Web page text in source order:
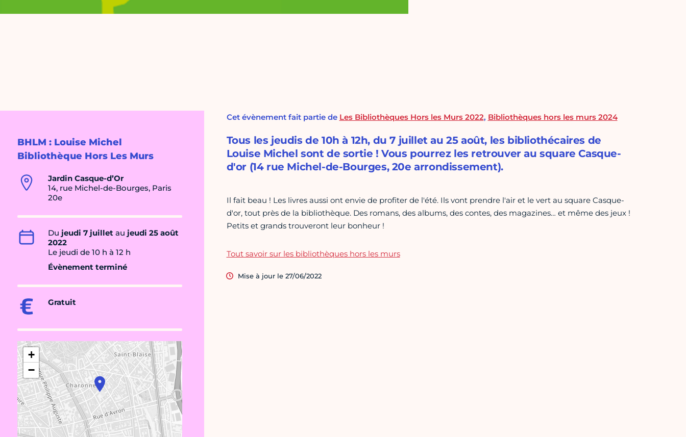
BHLM : Louise Michel
Bibliothèque Hors Les Murs
Jardin Casque-d’Or
14, rue Michel-de-Bourges, Paris
20e
Du jeudi 7 juillet au jeudi 25 août
2022
Le jeudi de 10 h à 12 h
Évènement terminé
Gratuit
+
−
Cet évènement fait partie de Les Bibliothèques Hors les Murs 2022, Bibliothèques hors les murs 2024
Tous les jeudis de 10h à 12h, du 7 juillet au 25 août, les bibliothécaires de
Louise Michel sont de sortie ! Vous pourrez les retrouver au square Casque-
d'or (14 rue Michel-de-Bourges, 20e arrondissement).
Il fait beau ! Les livres aussi ont envie de profiter de l'été. Ils vont prendre l'air et le vert au square Casque-
d'or, tout près de la bibliothèque. Des romans, des albums, des contes, des magazines… et même des jeux !
Petits et grands trouveront leur bonheur !
Tout savoir sur les bibliothèques hors les murs
Mise à jour le 27/06/2022